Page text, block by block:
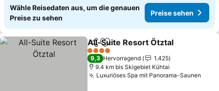
Wähle Reisedaten aus, um die genauen
Preise zu sehen
Preise sehen
TeilenZu Favoriten hinzufügen
All-Suite Resort Ötztal
4 Sterne
9,3 Hervorragend
1.425
9.4 km bis Skigebiet Kühtai
Luxuriöses Spa mit Panorama-Saunen